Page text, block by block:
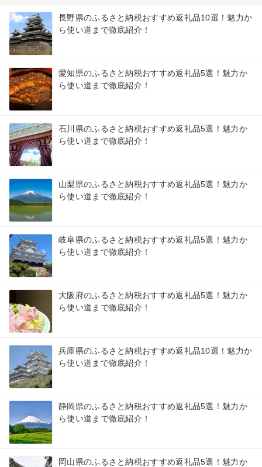
長野県のふるさと納税おすすめ返礼品10選！魅力か
ら使い道まで徹底紹介！
愛知県のふるさと納税おすすめ返礼品5選！魅力か
ら使い道まで徹底紹介！
石川県のふるさと納税おすすめ返礼品5選！魅力か
ら使い道まで徹底紹介！
山梨県のふるさと納税おすすめ返礼品5選！魅力か
ら使い道まで徹底紹介！
岐阜県のふるさと納税おすすめ返礼品5選！魅力か
ら使い道まで徹底紹介！
大阪府のふるさと納税おすすめ返礼品5選！魅力か
ら使い道まで徹底紹介！
兵庫県のふるさと納税おすすめ返礼品10選！魅力か
ら使い道まで徹底紹介！
静岡県のふるさと納税おすすめ返礼品5選！魅力か
ら使い道まで徹底紹介！
岡山県のふるさと納税おすすめ返礼品5選！魅力か